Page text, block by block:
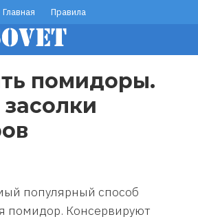
Главная Правила
помидоры.
популярный способ
помидор. Консервируют